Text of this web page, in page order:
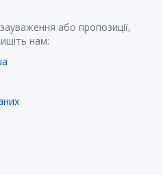
або пропозиції,
нам: